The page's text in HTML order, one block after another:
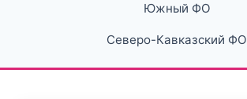
Южный ФО
Северо-Кавказский ФО